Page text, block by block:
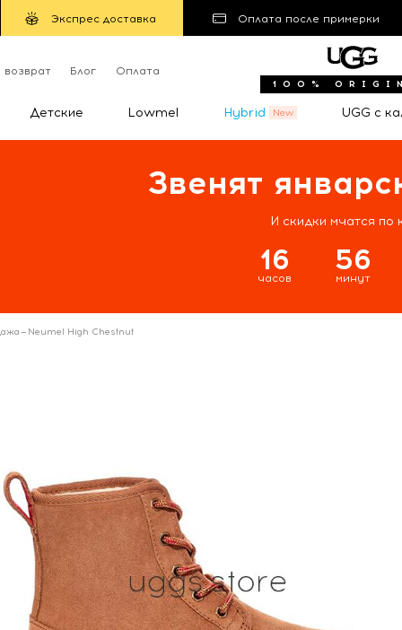
Экспрес доставка Оплата после примерки
Блог Оплата
100%
Детские Lowmel Hybrid UGG с
Звенят
И скидки мчатся по
16
часов
56
минут
— Neumel High Chestnut